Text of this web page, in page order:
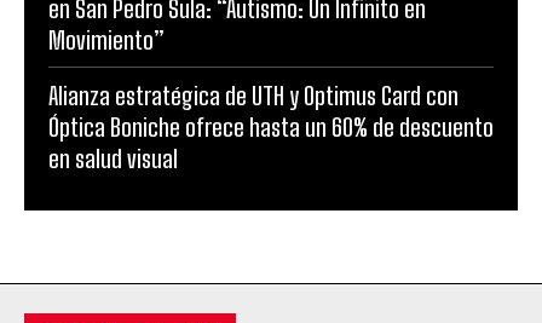
en San Pedro Sula: “Autismo: Un Infinito en
Movimiento”
Alianza estratégica de UTH y Optimus Card con
Óptica Boniche ofrece hasta un 60% de descuento
en salud visual